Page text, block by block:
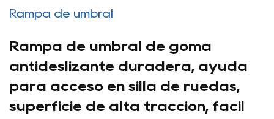
Rampa de umbral
Rampa de umbral de goma
antideslizante duradera, ayuda
para acceso en silla de ruedas,
superficie de alta tracción, fácil